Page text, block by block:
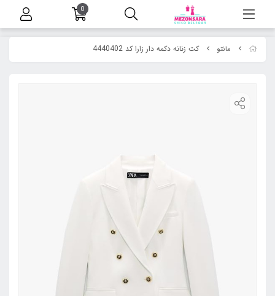
مانتو کت زنانه دکمه دار زارا کد 4440402
0